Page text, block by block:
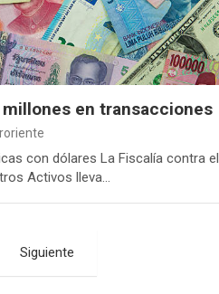
en transacciones
con dólares La Fiscalía contra el
Activos lleva…
Siguiente